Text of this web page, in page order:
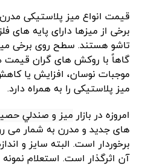
قیمت انواع میز پلاستیکی
برخی از میزها دارای پایه های
تاشو هستند. سطح روی برخی
گاهاً با روکش های گران قیمت
موجبات نوسان، افزایش یا
میز پلاستیکی را به همراه دارد.
امروزه در بازار ميز و صندلي
های جدید و مدرن به شمار می
برخوردار است. البته سایز و
آن اثرگذار است. استعلام